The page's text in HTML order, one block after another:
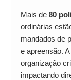
Mais de 80
ordinárias
mandados de
e apreensão.
organização
impactando